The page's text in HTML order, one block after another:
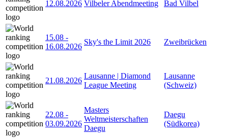
12.08.2026 Vilbeler Abendmeeting Bad Vilbel
15.08 -
16.08.2026
Sky's the Limit 2026 Zweibrücken
21.08.2026
Lausanne | Diamond
League Meeting
Lausanne
(Schweiz)
22.08 -
03.09.2026
Masters
Weltmeisterschaften
Daegu
Daegu
(Südkorea)